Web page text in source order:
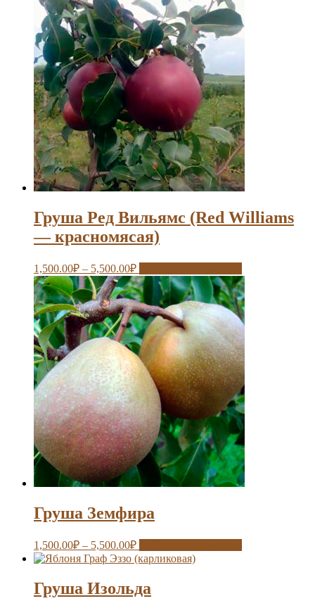
Груша Ред Вильямс (Red Williams
— красномясая)
1,500.00₽ – 5,500.00₽
Груша Земфира
1,500.00₽ – 5,500.00₽
Груша Изольда